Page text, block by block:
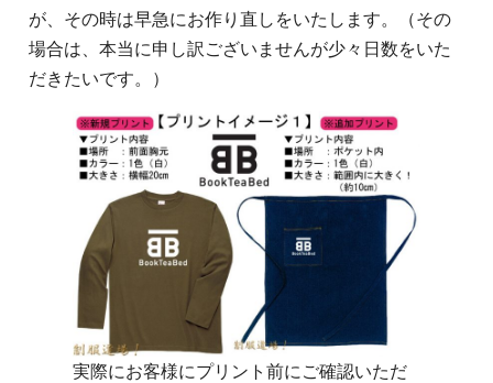
が、その時は早急にお作り直しをいたします。（その
場合は、本当に申し訳ございませんが少々日数をいた
だきたいです。）
実際にお客様にプリント前にご確認いただ